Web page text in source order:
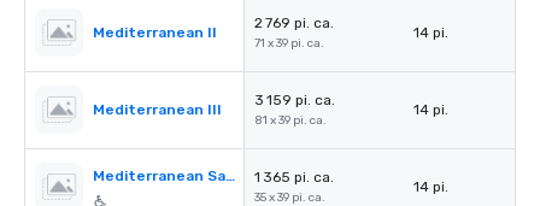
Mediterranean II
2 769 pi. ca.
71 x 39 pi. ca.
14 pi.
Mediterranean III
3 159 pi. ca.
81 x 39 pi. ca.
14 pi.
Mediterranean Salon A 1 365 pi. ca.
35 x 39 pi. ca.
14 pi.